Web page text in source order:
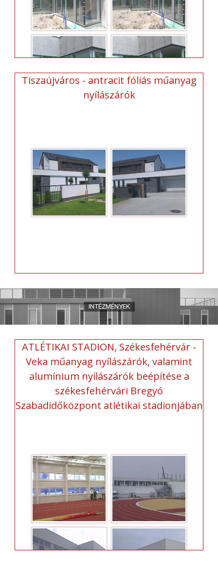
Tiszaújváros - antracit fóliás műanyag
nyílászárók
ATLÉTIKAI STADION, Székesfehérvár -
Veka műanyag nyílászárók, valamint
alumínium nyílászárók beépítése a
székesfehérvári Bregyó
Szabadidőközpont atlétikai stadionjában